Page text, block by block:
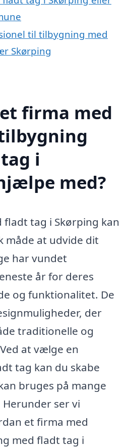
til tilbygning med
Skørping
firma med
i
med?
fladt tag i Skørping kan
måde at udvide dit
har vundet
år for deres
og funktionalitet. De
der
traditionelle og
at vælge en
tag kan du skabe
bruges på mange
ser vi
et firma med
med fladt tag i